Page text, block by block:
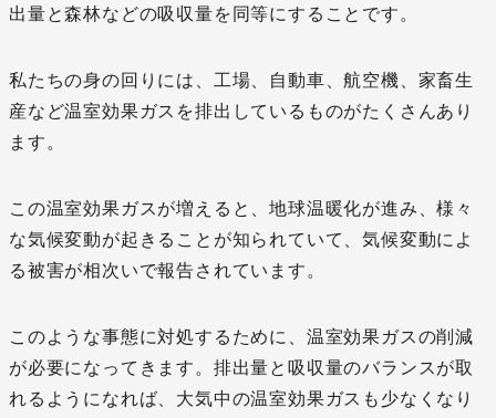
出量と森林などの吸収量を同等にすることです。
私たちの身の回りには、工場、自動車、航空機、家畜生
産など温室効果ガスを排出しているものがたくさんあり
ます。
この温室効果ガスが増えると、地球温暖化が進み、様々
な気候変動が起きることが知られていて、気候変動によ
る被害が相次いで報告されています。
このような事態に対処するために、温室効果ガスの削減
が必要になってきます。排出量と吸収量のバランスが取
れるようになれば、大気中の温室効果ガスも少なくなり